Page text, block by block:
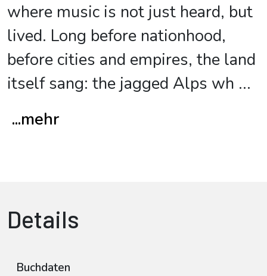
where music is not just heard, but
lived. Long before nationhood,
before cities and empires, the land
itself sang: the jagged Alps wh ...
...mehr
Details
Buchdaten